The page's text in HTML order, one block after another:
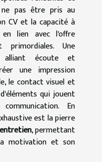
ne pas être pris au
CV et la capacité à
en lien avec l'offre
primordiales. Une
écoute et
une impression
le contact visuel et
qui jouent
En
est la pierre
, permettant
motivation et son